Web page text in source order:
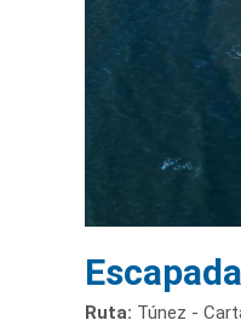
Ruta: Túnez -